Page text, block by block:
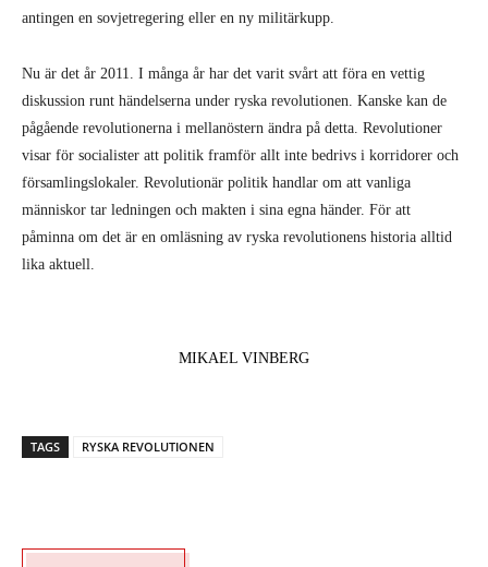
antingen en sovjetregering eller en ny militärkupp.
Nu är det år 2011. I många år har det varit svårt att föra en vettig
diskussion runt händelserna under ryska revolutionen. Kanske kan de
pågående revolutionerna i mellanöstern ändra på detta. Revolutioner
visar för socialister att politik framför allt inte bedrivs i korridorer och
församlingslokaler. Revolutionär politik handlar om att vanliga
människor tar ledningen och makten i sina egna händer. För att
påminna om det är en omläsning av ryska revolutionens historia alltid
lika aktuell.
MIKAEL VINBERG
TAGS RYSKA REVOLUTIONEN